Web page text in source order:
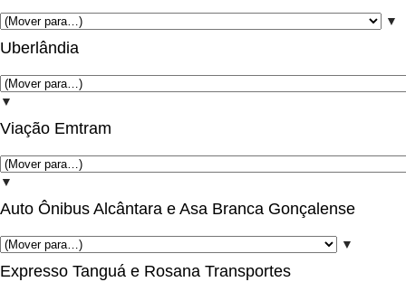
▼
Uberlândia
▼
Viação Emtram
▼
Auto Ônibus Alcântara e Asa Branca Gonçalense
▼
Expresso Tanguá e Rosana Transportes